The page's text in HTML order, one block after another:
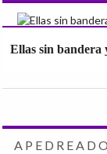
Ellas sin bandera